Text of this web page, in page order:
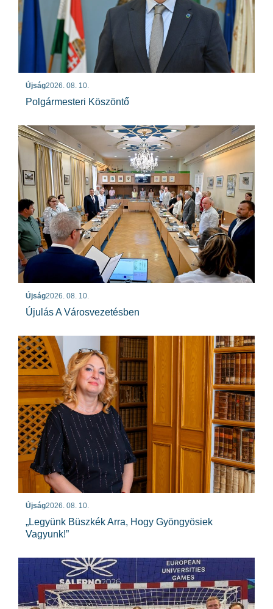
Újság2026. 08. 10.
Polgármesteri Köszöntő
Újság2026. 08. 10.
Újulás A Városvezetésben
Újság2026. 08. 10.
„Legyünk Büszkék Arra, Hogy Gyöngyösiek
Vagyunk!”